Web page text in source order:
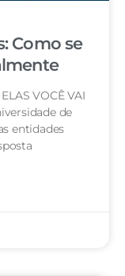
Como se
VOCÊ VAI
de
entidades